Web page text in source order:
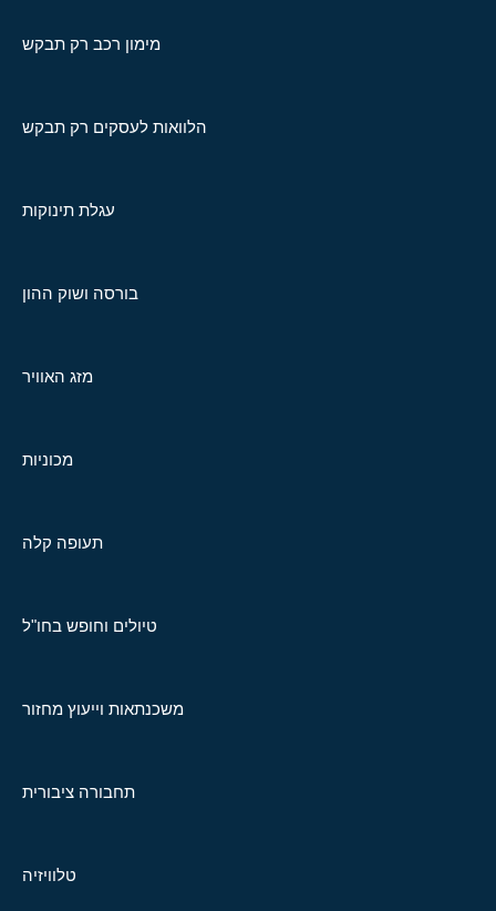
מימון רכב רק תבקש
הלוואות לעסקים רק תבקש
עגלת תינוקות
בורסה ושוק ההון
מזג האוויר
מכוניות
תעופה קלה
טיולים וחופש בחו"ל
משכנתאות וייעוץ מחזור
תחבורה ציבורית
טלוויזיה